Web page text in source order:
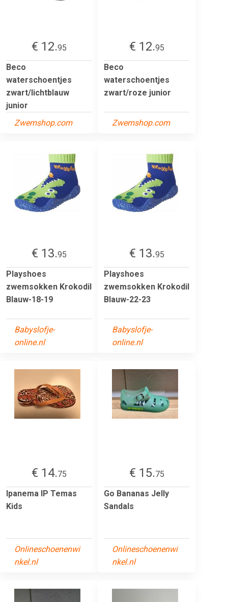
€ 12.95
Beco
waterschoentjes
zwart/lichtblauw
junior
Zwemshop.com
€ 12.95
Beco
waterschoentjes
zwart/roze junior
Zwemshop.com
€ 13.95
Playshoes
zwemsokken Krokodil
Blauw-18-19
Babyslofje-
online.nl
€ 13.95
Playshoes
zwemsokken Krokodil
Blauw-22-23
Babyslofje-
online.nl
€ 14.75
Ipanema IP Temas
Kids
Onlineschoenenwi
nkel.nl
€ 15.75
Go Bananas Jelly
Sandals
Onlineschoenenwi
nkel.nl